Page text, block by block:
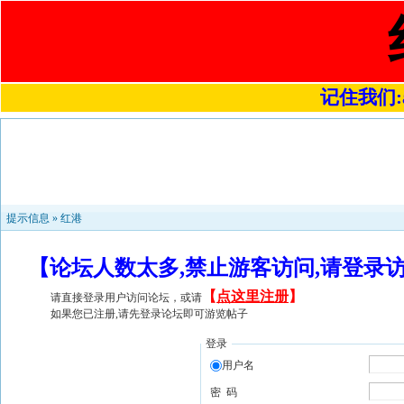
记住我们
提示信息 » 红港
【论坛人数太多,禁止游客访问,请登
请直接登录用户访问论坛，或请 【 点这里注册】
如果您已注册,请先登录论坛即可游览帖子
登录
用户名
密 码